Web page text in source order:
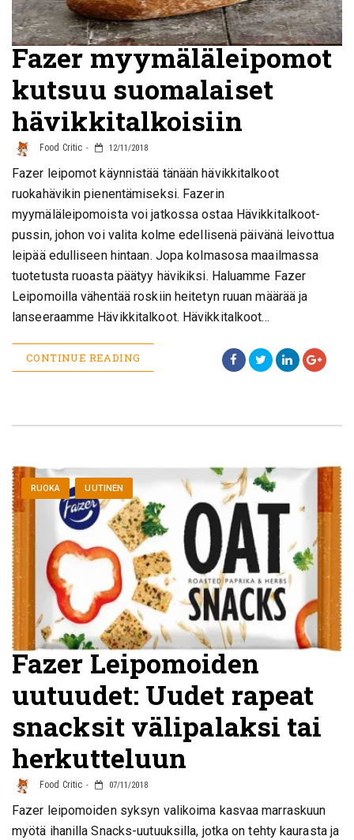
Fazer myymäläleipomot
kutsuu suomalaiset
hävikkitalkoisiin
Food Critic 12/11/2018
Fazer leipomot käynnistää tänään hävikkitalkoot
ruokahävikin pienentämiseksi. Fazerin
myymäläleipomoista voi jatkossa ostaa Hävikkitalkoot-
pussin, johon voi valita kolme edellisenä päivänä leivottua
leipää edulliseen hintaan. Jopa kolmasosa maailmassa
tuotetusta ruoasta päätyy hävikiksi. Haluamme Fazer
Leipomoilla vähentää roskiin heitetyn ruuan määrää ja
lanseeraamme Hävikkitalkoot. Hävikkitalkoot…
CONTINUE READING
RUOKA UUTINEN
Fazer Leipomoiden
uutuudet: Uudet rapeat
snacksit välipalaksi tai
herkutteluun
Food Critic 07/11/2018
Fazer leipomoiden syksyn valikoima kasvaa marraskuun
myötä ihanilla Snacks-uutuuksilla, jotka on tehty kaurasta ja